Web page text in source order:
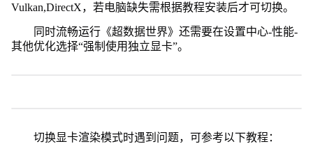
Vulkan,DirectX，若电脑缺失需根据教程安装后才可切换。
同时流畅运行《超数据世界》还需要在设置中心-性能-
其他优化选择“强制使用独立显卡”。
切换显卡渲染模式时遇到问题，可参考以下教程：